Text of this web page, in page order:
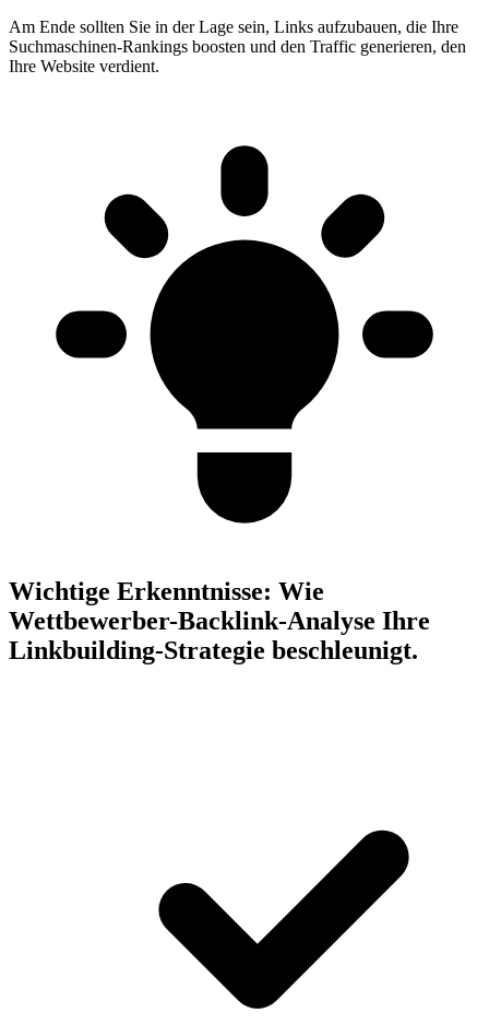
Am Ende sollten Sie in der Lage sein, Links aufzubauen, die Ihre
Suchmaschinen-Rankings boosten und den Traffic generieren, den
Ihre Website verdient.
Wichtige Erkenntnisse: Wie
Wettbewerber-Backlink-Analyse Ihre
Linkbuilding-Strategie beschleunigt.